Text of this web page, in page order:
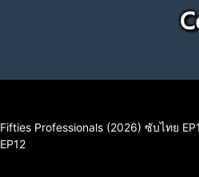
Fifties Professionals (2026) ซับไทย
EP12